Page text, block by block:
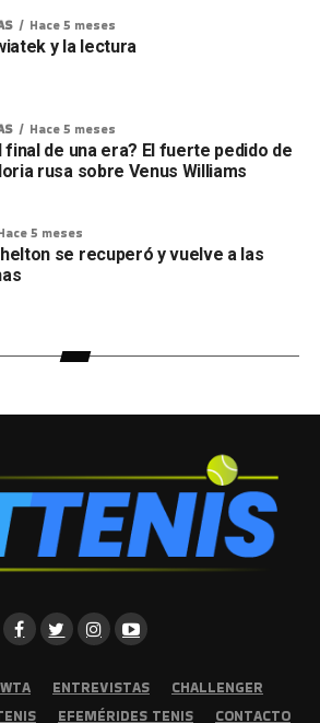
Hace 5 meses
y la lectura
Hace 5 meses
final de una era? El fuerte pedido de
rusa sobre Venus Williams
5 meses
se recuperó y vuelve a las
WTA ENTREVISTAS
CHALLENGER
EFEMÉRIDES TENIS CONTACTO